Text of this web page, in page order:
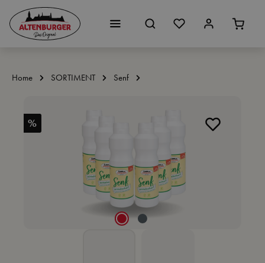
Zum Hauptinhalt springen
Home SORTIMENT Senf
%